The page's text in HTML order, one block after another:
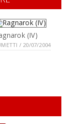
(IV)
/ 20/07/2004